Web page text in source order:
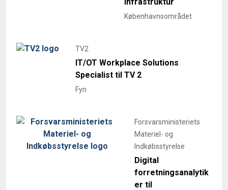
Københavnsområdet
TV2
IT/OT Workplace Solutions
Specialist til TV 2
Fyn
Forsvarsministeriets
Materiel- og
Indkøbsstyrelse
Digital
forretningsanalytik
er til